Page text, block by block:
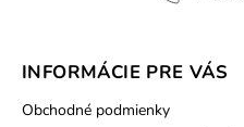
INFORMÁCIE PRE VÁS
Obchodné podmienky